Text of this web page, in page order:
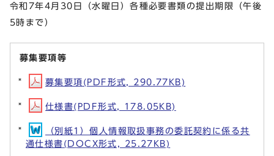
令和7年4月30日（水曜日）各種必要書類の提出期限（午後
5時まで）
募集要項等
募集要項(PDF形式, 290.77KB)
仕様書(PDF形式, 178.05KB)
（別紙1）個人情報取扱事務の委託契約に係る共
通仕様書(DOCX形式, 25.27KB)